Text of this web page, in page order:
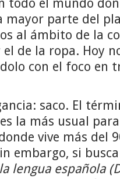
todo el mundo
mayor parte del
al ámbito de la
de la ropa. Hoy
con el foco en
saco. El
la más usual
vive más del
embargo, si
lengua española